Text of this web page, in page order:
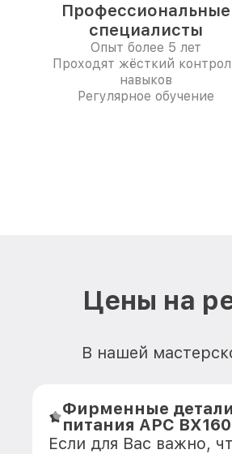
Профессиональные
специалисты
Опыт более 5 лет
Проходят жёсткий
навыков
Регулярное обучение
Цены на
В нашей
Фирменные
питания APC
Если для Вас важно,